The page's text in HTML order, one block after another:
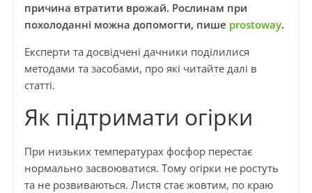
причина втратити врожай. Рослинам при
похолоданні можна допомогти, пише prostoway.
Експерти та досвідчені дачники поділилися
методами та засобами, про які читайте далі в
статті.
Як підтримати огірки
При низьких температурах фосфор перестає
нормально засвоюватися. Тому огірки не ростуть
та не розвиваються. Листя стає жовтим, по краю